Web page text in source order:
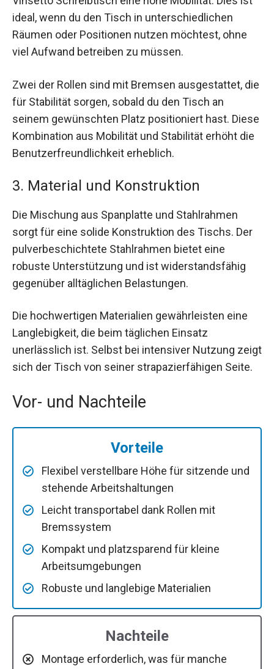
ideal, wenn du den Tisch in unterschiedlichen
Räumen oder Positionen nutzen möchtest, ohne
viel Aufwand betreiben zu müssen.
Zwei der Rollen sind mit Bremsen ausgestattet, die
für Stabilität sorgen, sobald du den Tisch an
seinem gewünschten Platz positioniert hast. Diese
Kombination aus Mobilität und Stabilität erhöht die
Benutzerfreundlichkeit erheblich.
3. Material und Konstruktion
Die Mischung aus Spanplatte und Stahlrahmen
sorgt für eine solide Konstruktion des Tischs. Der
pulverbeschichtete Stahlrahmen bietet eine
robuste Unterstützung und ist widerstandsfähig
gegenüber alltäglichen Belastungen.
Die hochwertigen Materialien gewährleisten eine
Langlebigkeit, die beim täglichen Einsatz
unerlässlich ist. Selbst bei intensiver Nutzung zeigt
sich der Tisch von seiner strapazierfähigen Seite.
Vor- und Nachteile
Vorteile
Flexibel verstellbare Höhe für sitzende und
stehende Arbeitshaltungen
Leicht transportabel dank Rollen mit
Bremssystem
Kompakt und platzsparend für kleine
Arbeitsumgebungen
Robuste und langlebige Materialien
Nachteile
Montage erforderlich, was für manche